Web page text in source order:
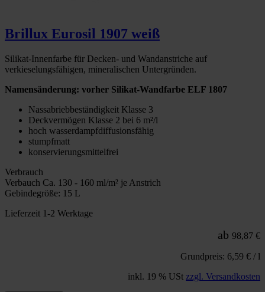
Brillux Eurosil 1907 weiß
Silikat-Innenfarbe für Decken- und Wandanstriche auf
verkieselungsfähigen, mineralischen Untergründen.
Namensänderung: vorher Silikat-Wandfarbe ELF 1807
Nassabriebbeständigkeit Klasse 3
Deckvermögen Klasse 2 bei 6 m²/l
hoch wasserdampfdiffusionsfähig
stumpfmatt
konservierungsmittelfrei
Verbrauch
Verbauch Ca. 130 - 160 ml/m² je Anstrich
Gebindegröße: 15 L
Lieferzeit 1-2 Werktage
ab 98,87 €
Grundpreis: 6,59 € / l
inkl. 19 % USt zzgl. Versandkosten